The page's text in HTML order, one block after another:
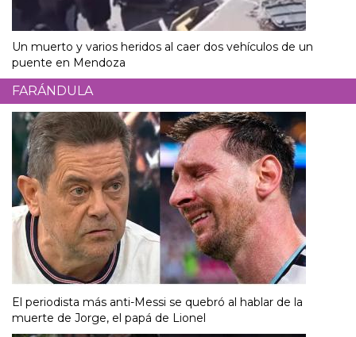
Un muerto y varios heridos al caer dos vehículos de un
puente en Mendoza
FARÁNDULA
El periodista más anti-Messi se quebró al hablar de la
muerte de Jorge, el papá de Lionel